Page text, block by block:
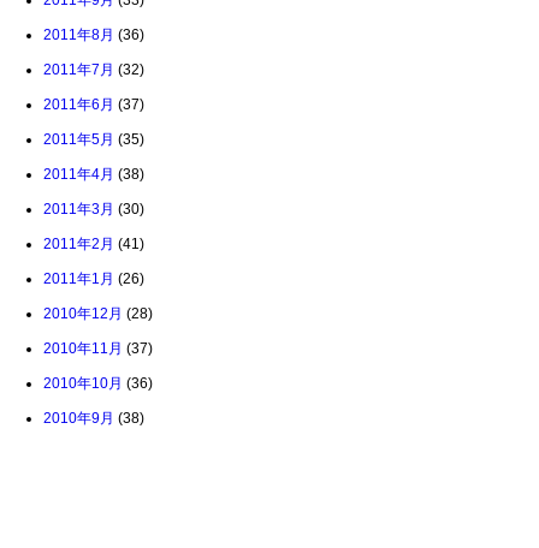
2011年8月 (36)
2011年7月 (32)
2011年6月 (37)
2011年5月 (35)
2011年4月 (38)
2011年3月 (30)
2011年2月 (41)
2011年1月 (26)
2010年12月 (28)
2010年11月 (37)
2010年10月 (36)
2010年9月 (38)